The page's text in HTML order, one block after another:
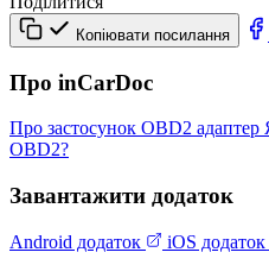
Копіювати посилання
Про inCarDoc
Про застосунок OBD2 адаптер
OBD2?
Завантажити додаток
Android додаток iOS додаток